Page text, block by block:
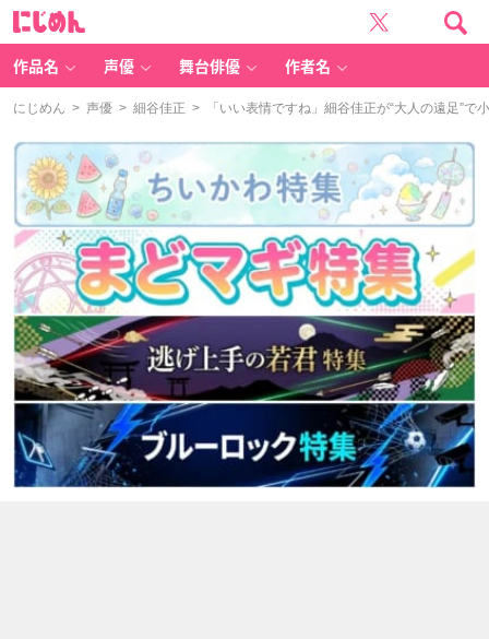
作品名 声優 舞台俳優 作者名
にじめん > 声優 > 細谷佳正 > 「いい表情ですね」細谷佳正が“大人の遠足”で